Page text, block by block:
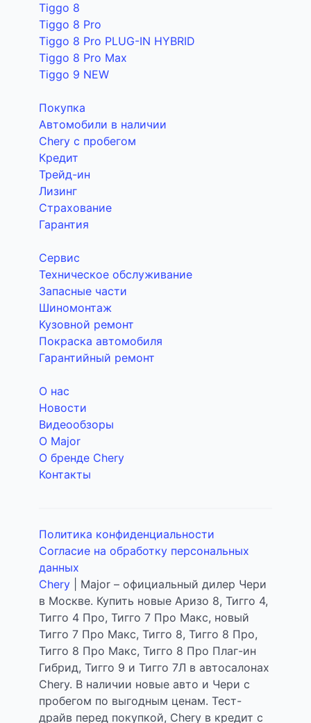
Tiggo 8
Tiggo 8 Pro
Tiggo 8 Pro PLUG-IN HYBRID
Tiggo 8 Pro Max
Tiggo 9 NEW
Покупка
Автомобили в наличии
Chery с пробегом
Кредит
Трейд-ин
Лизинг
Страхование
Гарантия
Сервис
Техническое обслуживание
Запасные части
Шиномонтаж
Кузовной ремонт
Покраска автомобиля
Гарантийный ремонт
О нас
Новости
Видеообзоры
О Major
О бренде Chery
Контакты
Политика конфиденциальности
Согласие на обработку персональных
данных
Chery | Major – официальный дилер Чери
в Москве. Купить новые Аризо 8, Тигго 4,
Тигго 4 Про, Тигго 7 Про Макс, новый
Тигго 7 Про Макс, Тигго 8, Тигго 8 Про,
Тигго 8 Про Макс, Тигго 8 Про Плаг-ин
Гибрид, Тигго 9 и Тигго 7Л в автосалонах
Chery. В наличии новые авто и Чери с
пробегом по выгодным ценам. Тест-
драйв перед покупкой, Chery в кредит с